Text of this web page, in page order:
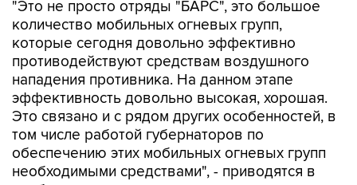
которые сегодня довольно эффективно
противодействуют средствам воздушного
нападения противника. На данном этапе
эффективность довольно высокая, хорошая.
Это связано и с рядом других особенностей, в
том числе работой губернаторов по
обеспечению этих мобильных огневых групп
необходимыми средствами", - приводятся в
сообщении слова заместителя министра
обороны РФ.